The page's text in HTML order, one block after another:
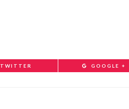
TWITTER GOOGLE +